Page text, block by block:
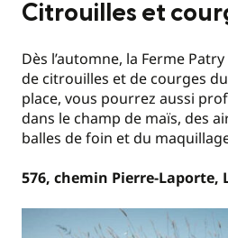
Citrouilles et
Dès l’automne, la Ferme
de citrouilles et de courges
place, vous pourrez aussi
dans le champ de maïs, des
balles de foin et du
576, chemin Pierre-Laporte,